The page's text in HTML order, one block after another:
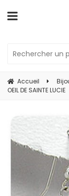
Accueil
OEIL DE SAINTE LUCIE